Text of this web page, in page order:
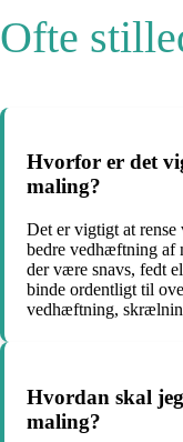
Ofte
Hvorfor er det
maling?
Det er vigtigt at
bedre vedhæftning af
der være snavs, fedt
binde ordentligt til
vedhæftning,
Hvordan skal
maling?